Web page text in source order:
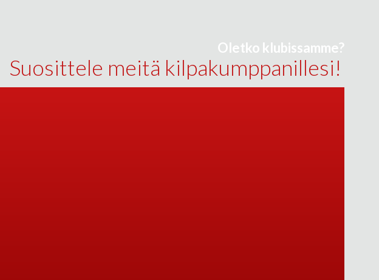
Oletko klubissamme?
Suosittele meitä kilpakumppanillesi!